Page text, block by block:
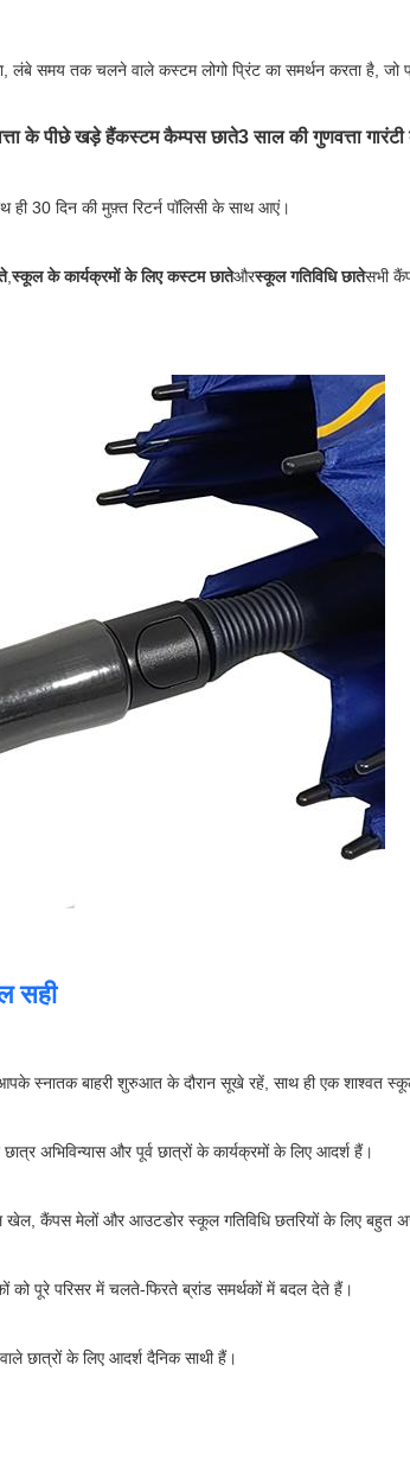
लंबे समय तक चलने वाले कस्टम लोगो प्रिंट का समर्थन करता है,
के पीछे खड़े हैंकस्टम कैम्पस छाते3 साल की गुणवत्ता
ही 30 दिन की मुफ़्त रिटर्न पॉलिसी के साथ आएं।
,स्कूल के कार्यक्रमों के लिए कस्टम छातेऔरस्कूल गतिविधि छातेसभी
सही
स्नातक बाहरी शुरुआत के दौरान सूखे रहें, साथ ही एक शाश्वत
अभिविन्यास और पूर्व छात्रों के कार्यक्रमों के लिए आदर्श हैं।
खेल, कैंपस मेलों और आउटडोर स्कूल गतिविधि छतरियों के लिए बहुत
को पूरे परिसर में चलते-फिरते ब्रांड समर्थकों में बदल देते हैं।
छात्रों के लिए आदर्श दैनिक साथी हैं।